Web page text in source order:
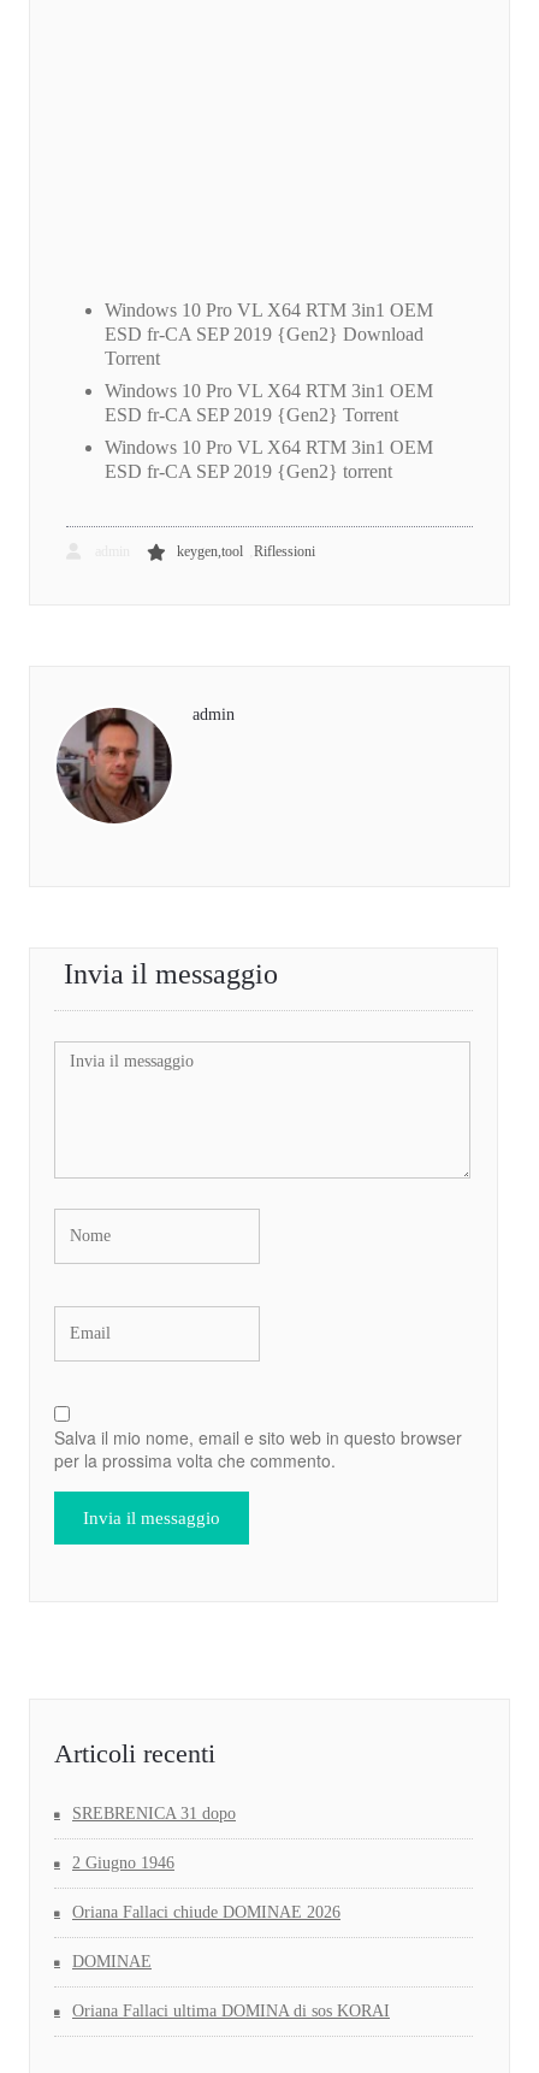
Windows 10 Pro VL X64 RTM 3in1 OEM
ESD fr-CA SEP 2019 {Gen2} Download
Torrent
Windows 10 Pro VL X64 RTM 3in1 OEM
ESD fr-CA SEP 2019 {Gen2} Torrent
Windows 10 Pro VL X64 RTM 3in1 OEM
ESD fr-CA SEP 2019 {Gen2} torrent
keygen,tool Riflessioni
admin
Invia il messaggio
Salva il mio nome, email e sito web in questo browser
per la prossima volta che commento.
Articoli recenti
SREBRENICA 31 dopo
2 Giugno 1946
Oriana Fallaci chiude DOMINAE 2026
DOMINAE
Oriana Fallaci ultima DOMINA di sos KORAI